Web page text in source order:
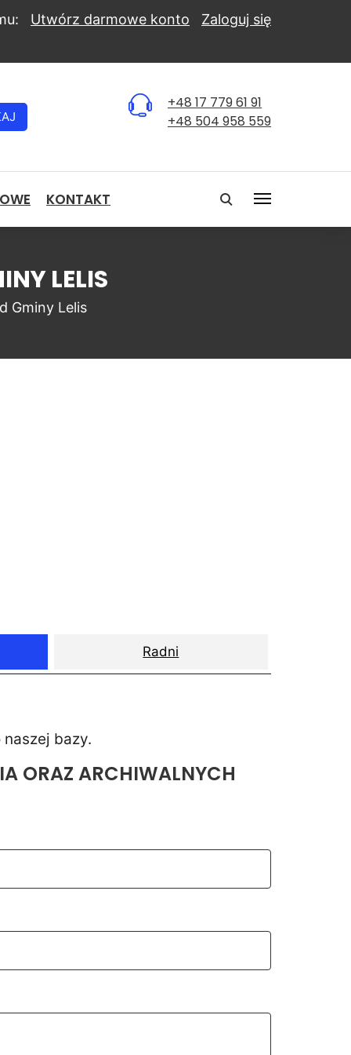
Utwórz darmowe konto Zaloguj się
+48 17 779 61 91
+48 504 958 559
KONTAKT
LELIS
Gminy Lelis
Radni
bazy.
ORAZ ARCHIWALNYCH